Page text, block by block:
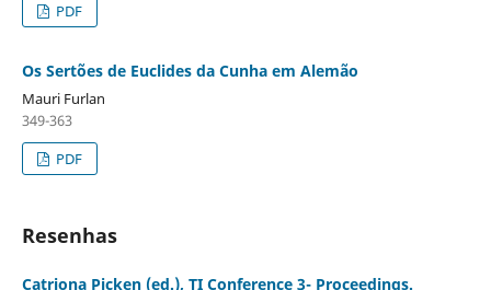
PDF
Os Sertões de Euclides da Cunha em Alemão
Mauri Furlan
349-363
PDF
Resenhas
Catriona Picken (ed.), TI Conference 3- Proceedings.